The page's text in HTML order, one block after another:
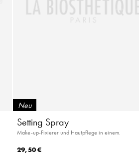
Neu
Setting Spray
Make-up-Fixierer und Hautpflege in einem.
29,50 €